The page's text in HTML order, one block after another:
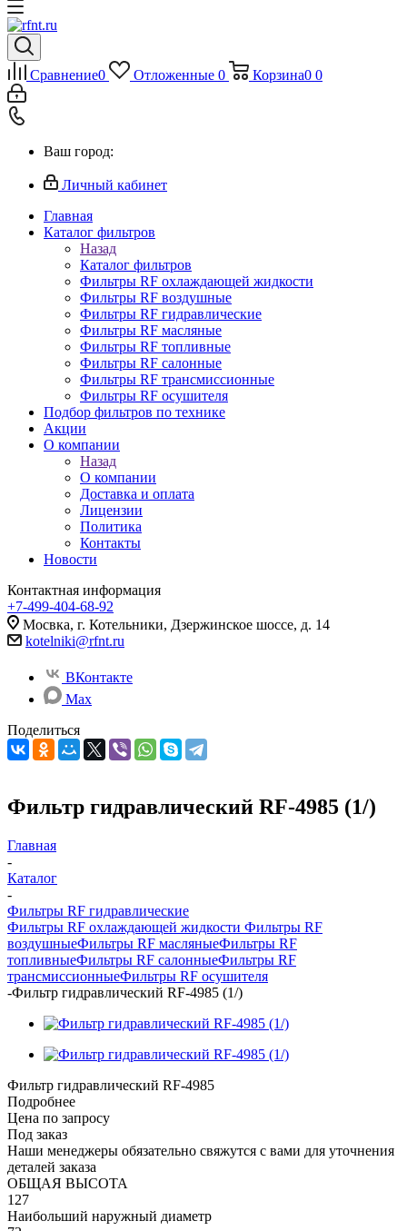
Сравнение0 Отложенные 0 Корзина0 0
Ваш город:
Личный кабинет
Главная
Каталог фильтров
Назад
Каталог фильтров
Фильтры RF охлаждающей жидкости
Фильтры RF воздушные
Фильтры RF гидравлические
Фильтры RF масляные
Фильтры RF топливные
Фильтры RF салонные
Фильтры RF трансмиссионные
Фильтры RF осушителя
Подбор фильтров по технике
Акции
О компании
Назад
О компании
Доставка и оплата
Лицензии
Политика
Контакты
Новости
Контактная информация
+7-499-404-68-92
Мосвка, г. Котельники, Дзержинское шоссе, д. 14
kotelniki@rfnt.ru
ВКонтакте
Max
Поделиться
Фильтр гидравлический RF-4985 (1/)
Главная
-
Каталог
-
Фильтры RF гидравлические
Фильтры RF охлаждающей жидкости Фильтры RF
воздушныеФильтры RF масляныеФильтры RF
топливныеФильтры RF салонныеФильтры RF
трансмиссионныеФильтры RF осушителя
-Фильтр гидравлический RF-4985 (1/)
Фильтр гидравлический RF-4985
Подробнее
Цена по запросу
Под заказ
Наши менеджеры обязательно свяжутся с вами для уточнения
деталей заказа
ОБЩАЯ ВЫСОТА
127
Наибольший наружный диаметр